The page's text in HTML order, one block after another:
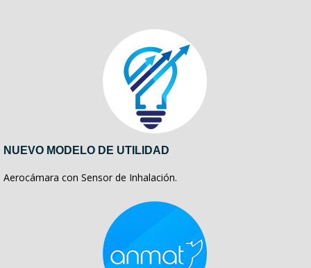
NUEVO MODELO DE UTILIDAD
Aerocámara con Sensor de Inhalación.